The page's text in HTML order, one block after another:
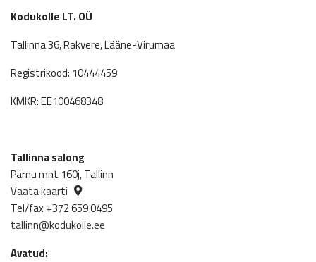
Kodukolle LT. OÜ
Tallinna 36, Rakvere, Lääne-Virumaa
Registrikood: 10444459
KMKR: EE100468348
Tallinna salong
Pärnu mnt 160j, Tallinn
Vaata kaarti
Tel/fax +372 659 0495
tallinn@kodukolle.ee
Avatud: